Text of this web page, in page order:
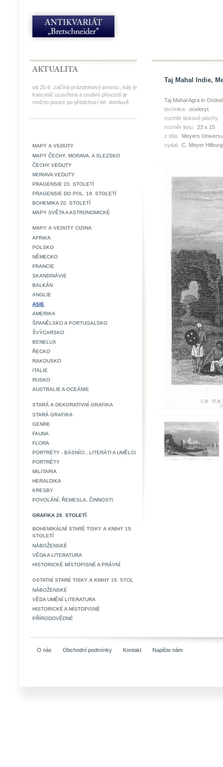
od 25.6. začíná prázdninový provoz, kdy je
kancelář uzavřena a osobní převzetí je
možno pouze po předchozí tel. domluvě
MAPY A VEDUTY
MAPY ČECHY, MORAVA, A SLEZSKO
ČECHY VEDUTY
MORAVA VEDUTY
PRAGENSIE 20. STOLETÍ
PRAGENSIE DO POL. 19. STOLETÍ
BOHEMIKA 20. STOLETÍ
MAPY SVĚTA A ASTRONOMICKÉ
MAPY A VEDUTY CIZINA
AFRIKA
POLSKO
NĚMECKO
FRANCIE
SKANDINÁVIE
BALKÁN
ANGLIE
ASIE
AMERIKA
ŠPANĚLSKO A PORTUGALSKO
ŠVÝCARSKO
BENELUX
ŘECKO
RAKOUSKO
ITALIE
RUSKO
AUSTRALIE A OCEÁNIE
STARÁ A DEKORATIVNÍ GRAFIKA
STARÁ GRAFIKA
GENRE
FAUNA
FLORA
PORTRÉTY - BÁSNÍCI , LITERÁTI A UMĚLCI
PORTRÉTY
MILITARIA
HERALDIKA
KRESBY
POVOLÁNÍ, ŘEMESLA, ČINNOSTI.
GRAFIKA 20. STOLETÍ
BOHEMIKÁLNÍ STARÉ TISKY A KNIHY 19.
STOLETÍ
NÁBOŽENSKÉ
VĚDA A LITERATURA
HISTORICKÉ MÍSTOPISNÉ A PRÁVNÍ
OSTATNÍ STARÉ TISKY A KNIHY 19. STOL
NÁBOŽENSKÉ
VĚDA UMĚNÍ LITERATURA
HISTORICKÉ A MÍSTOPISNÉ
PŘÍRODOVĚDNÉ
Taj Mahal Indie,
Taj Mahal Agra in
technika: oceloryt
rozměr tiskové plochy:
rozměr listu: 23 x 15
z díla:
Meyers
vydal: C. Meyer
O nás Obchodní podmínky Kontakt Napište nám